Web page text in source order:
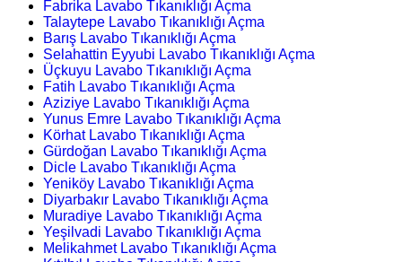
Fabrika Lavabo Tıkanıklığı Açma
Talaytepe Lavabo Tıkanıklığı Açma
Barış Lavabo Tıkanıklığı Açma
Selahattin Eyyubi Lavabo Tıkanıklığı Açma
Üçkuyu Lavabo Tıkanıklığı Açma
Fatih Lavabo Tıkanıklığı Açma
Aziziye Lavabo Tıkanıklığı Açma
Yunus Emre Lavabo Tıkanıklığı Açma
Körhat Lavabo Tıkanıklığı Açma
Gürdoğan Lavabo Tıkanıklığı Açma
Dicle Lavabo Tıkanıklığı Açma
Yeniköy Lavabo Tıkanıklığı Açma
Diyarbakır Lavabo Tıkanıklığı Açma
Muradiye Lavabo Tıkanıklığı Açma
Yeşilvadi Lavabo Tıkanıklığı Açma
Melikahmet Lavabo Tıkanıklığı Açma